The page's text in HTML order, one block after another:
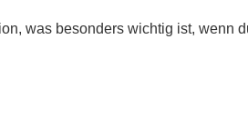
was besonders wichtig ist, wenn